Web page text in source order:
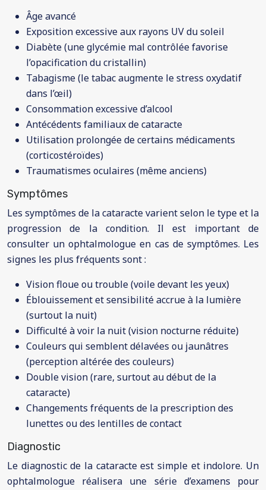
Âge avancé
Exposition excessive aux rayons UV du soleil
Diabète (une glycémie mal contrôlée favorise
l’opacification du cristallin)
Tabagisme (le tabac augmente le stress oxydatif
dans l’œil)
Consommation excessive d’alcool
Antécédents familiaux de cataracte
Utilisation prolongée de certains médicaments
(corticostéroïdes)
Traumatismes oculaires (même anciens)
Symptômes
Les symptômes de la cataracte varient selon le type et la
progression de la condition. Il est important de
consulter un ophtalmologue en cas de symptômes. Les
signes les plus fréquents sont :
Vision floue ou trouble (voile devant les yeux)
Éblouissement et sensibilité accrue à la lumière
(surtout la nuit)
Difficulté à voir la nuit (vision nocturne réduite)
Couleurs qui semblent délavées ou jaunâtres
(perception altérée des couleurs)
Double vision (rare, surtout au début de la
cataracte)
Changements fréquents de la prescription des
lunettes ou des lentilles de contact
Diagnostic
Le diagnostic de la cataracte est simple et indolore. Un
ophtalmologue réalisera une série d’examens pour